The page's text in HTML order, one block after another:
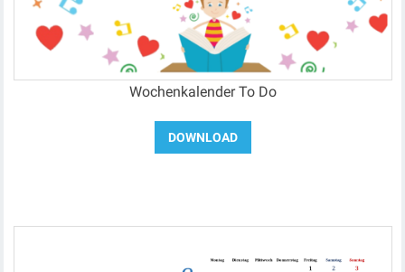
Wochenkalender To Do